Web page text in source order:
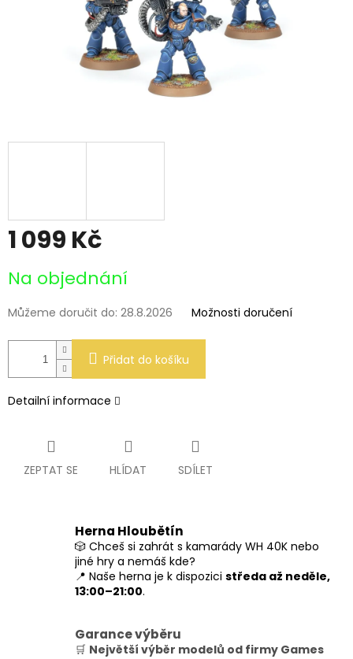
1 099 Kč
cena:
Na objednání
Můžeme doručit do: 28.8.2026 Možnosti doručení
Přidat do košíku
Detailní informace
ZEPTAT SE HLÍDAT SDÍLET
Herna Hloubětín
🎲 Chceš si zahrát s kamarády WH 40K nebo
jiné hry a nemáš kde?
📍 Naše herna je k dispozici středa až neděle,
13:00–21:00.
Garance výběru
🛒 Největší výběr modelů od firmy Games